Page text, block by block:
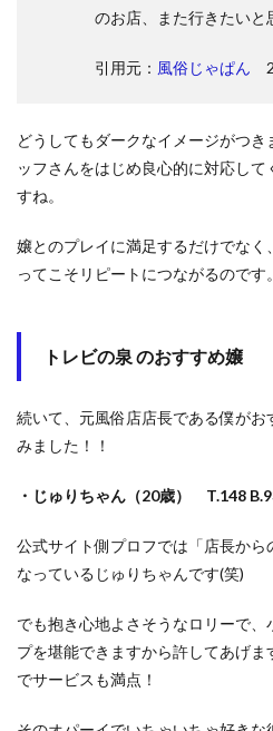
のお店、また行きたいと
引用元： 風俗じゃぱん
どうしてもダークなイメージがつ
ッフさんをはじめ良心的に対応し
すね。
嬢とのプレイに満足するだけでな
ってこそリピートにつながるのです。
トレビの泉 のおすすめ嬢
続いて、元風俗店店長である僕が
みました！！
・じゅりちゃん（20歳） T.148
公式サイト側プロフでは「店長か
なっているじゅりちゃんです(笑)
でも抱き心地よさそうなロリーで
プを堪能できますから許してあげ
でサービスも満点！